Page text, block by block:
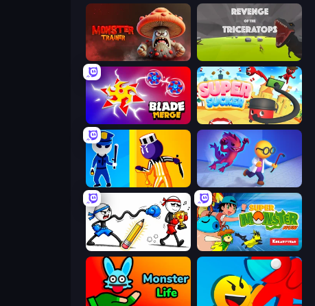
Monster Trainer: Catching Game Revenge of the Triceratops
Blade Merge Super Sucker 3D
Bounce Out
Doodle Smash Super Monster Run